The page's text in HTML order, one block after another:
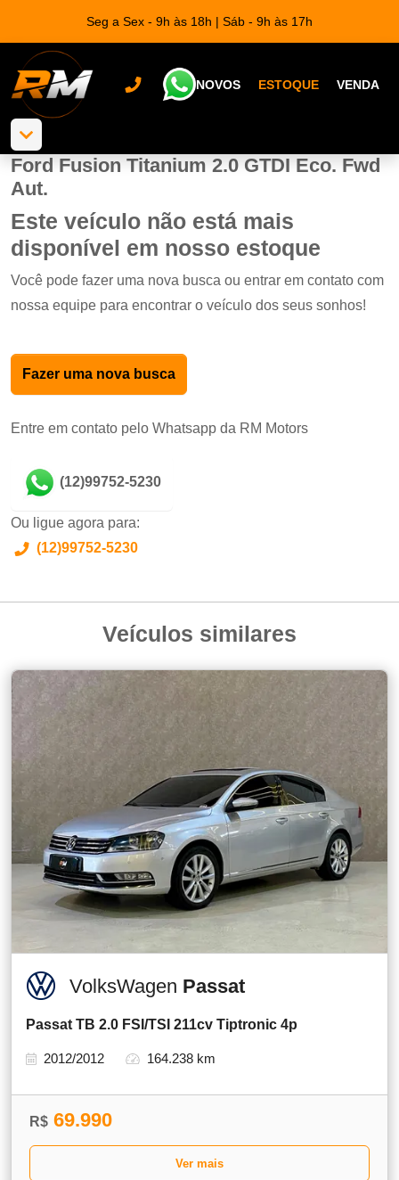
Seg a Sex - 9h às 18h | Sáb - 9h às 17h
NOVOS ESTOQUE VENDA
Ford Fusion Titanium 2.0 GTDI Eco. Fwd
Aut.
Este veículo não está mais
disponível em nosso estoque
Você pode fazer uma nova busca ou entrar em contato com
nossa equipe para encontrar o veículo dos seus sonhos!
Fazer uma nova busca
Entre em contato pelo Whatsapp da RM Motors
(12)99752-5230
Ou ligue agora para:
(12)99752-5230
Veículos similares
VolksWagen Passat
Passat TB 2.0 FSI/TSI 211cv Tiptronic 4p
2012/2012 164.238 km
R$ 69.990
Ver mais